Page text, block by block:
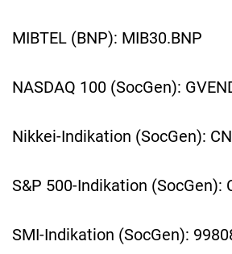
MIBTEL (BNP): MIB30.BNP
NASDAQ 100 (SocGen):
Nikkei-Indikation (SocGen):
S&P 500-Indikation (SocGen):
SMI-Indikation (SocGen):